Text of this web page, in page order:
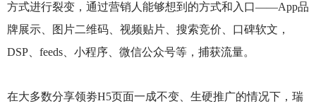
方式进行裂变，通过营销人能够想到的方式和入口——App品
牌展示、图片二维码、视频贴片、搜索竞价、口碑软文，
DSP、feeds、小程序、微信公众号等，捕获流量。
在大多数分享领劵H5页面一成不变、生硬推广的情况下，瑞